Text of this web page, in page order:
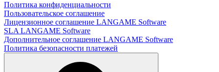
Политика конфиденциальности
Пользовательское соглашение
Лицензионное соглашение LANGAME Software
SLA LANGAME Software
Дополнительное соглашение LANGAME Software
Политика безопасности платежей